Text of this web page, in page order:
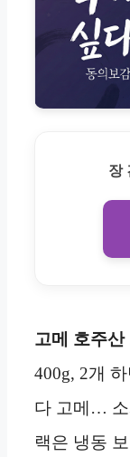
장
고메 호주
400g, 2개
다 고메… 소
랙은 냉동